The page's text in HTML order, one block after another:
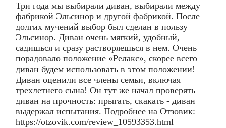
Три года мы выбирали диван, выбирали между
фабрикой Эльсинор и другой фабрикой. После
долгих мучений выбор был сделан в пользу
Эльсинор. Диван очень мягкий, удобный,
садишься и сразу растворяешься в нем. Очень
порадовало положение «Релакс», скорее всего
диван будем использовать в этом положении!
Диван оценили все члены семьи, включая
трехлетнего сына! Он тут же начал проверять
диван на прочность: прыгать, скакать - диван
выдержал испытания. Подробнее на Отзовик:
https://otzovik.com/review_10593353.html